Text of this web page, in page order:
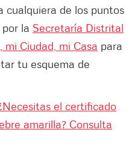
cualquiera de los puntos
la Secretaría Distrital
mi Ciudad, mi Casa para
tu esquema de
el certificado
amarilla? Consulta